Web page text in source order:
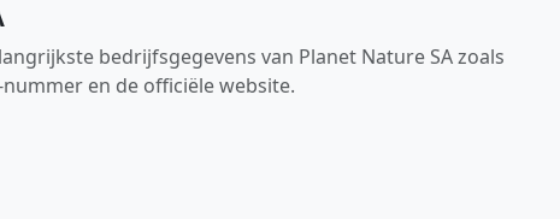
bedrijfsgegevens van Planet Nature SA zoals
nummer en de officiële website.